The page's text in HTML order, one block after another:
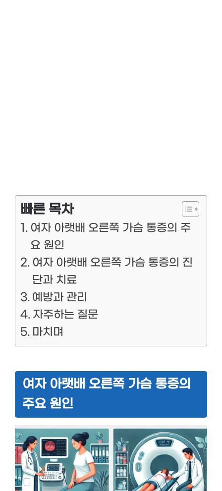
빠른 목차
여자 아랫배 오른쪽 가슴 통증의 주
요 원인
여자 아랫배 오른쪽 가슴 통증의 진
단과 치료
예방과 관리
자주하는 질문
마치며
여자 아랫배 오른쪽 가슴 통증의
주요 원인